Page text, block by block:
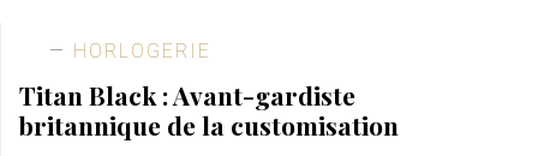
HORLOGERIE
Titan Black : Avant-gardiste
britannique de la customisation